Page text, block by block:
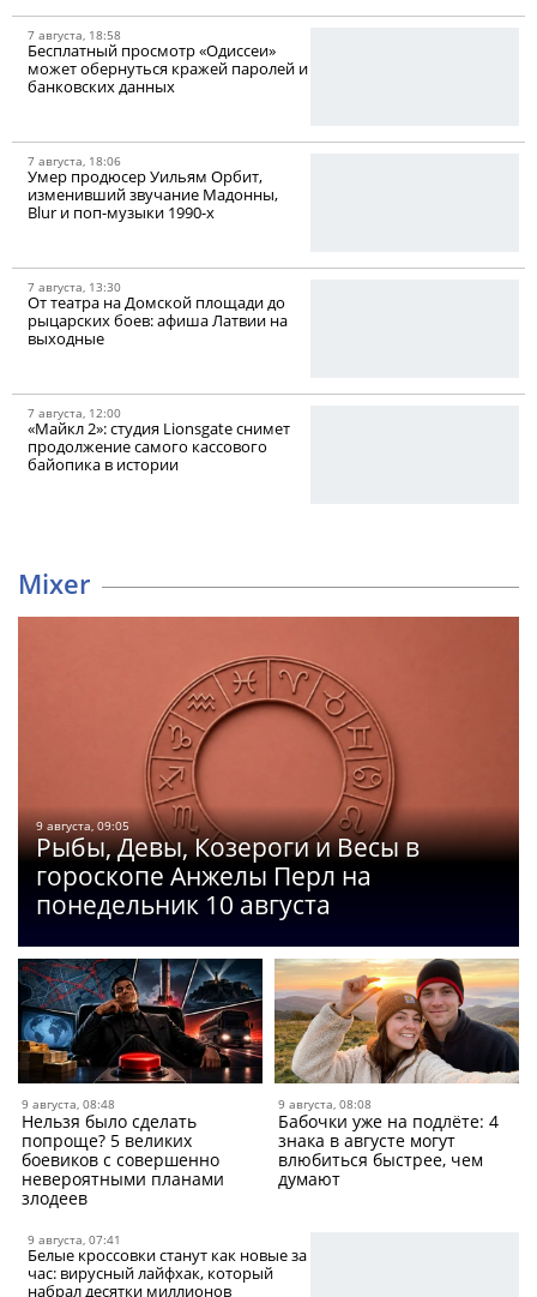
7 августа, 18:58
Бесплатный просмотр «Одиссеи»
может обернуться кражей паролей и
банковских данных
7 августа, 18:06
Умер продюсер Уильям Орбит,
изменивший звучание Мадонны,
Blur и поп-музыки 1990-х
7 августа, 13:30
От театра на Домской площади до
рыцарских боев: афиша Латвии на
выходные
7 августа, 12:00
«Майкл 2»: студия Lionsgate снимет
продолжение самого кассового
байопика в истории
Mixer
9 августа, 09:05
Рыбы, Девы, Козероги и Весы в
гороскопе Анжелы Перл на
понедельник 10 августа
9 августа, 08:48
Нельзя было сделать
попроще? 5 великих
боевиков с совершенно
невероятными планами
злодеев
9 августа, 08:08
Бабочки уже на подлёте: 4
знака в августе могут
влюбиться быстрее, чем
думают
9 августа, 07:41
Белые кроссовки станут как новые за
час: вирусный лайфхак, который
набрал десятки миллионов